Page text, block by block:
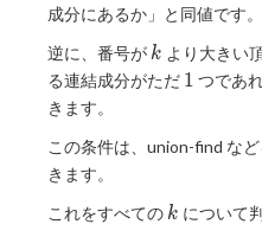
成分にあるか」と同値です。
逆に、番号が k
k より大きい
る連結成分がただ 1
1 つであ
きます。
この条件は、union-find な
きます。
これをすべての k
k について